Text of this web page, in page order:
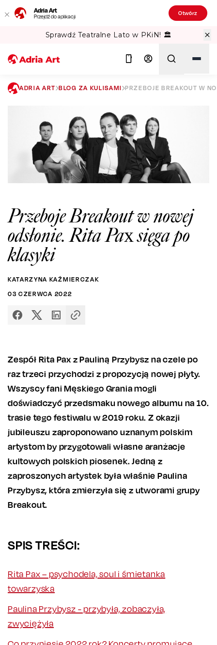
Adria Art
Przejdź do aplikacji Otwórz
Sprawdź Teatralne Lato w PKiN! 🏛️
Szukaj
ADRIA ART BLOG ZA KULISAMI PRZEBOJE BREAKOUT W
Przeboje Breakout w nowej
odsłonie. Rita Pax sięga po
klasyki
KATARZYNA KAŹMIERCZAK
03 CZERWCA 2022
Zespół Rita Pax z Pauliną Przybysz na czele po
raz trzeci przychodzi z propozycją nowej płyty.
Wszyscy fani Męskiego Grania mogli
doświadczyć przedsmaku nowego albumu na 10.
trasie tego festiwalu w 2019 roku. Z okazji
jubileuszu zaproponowano uznanym polskim
artystom by przygotowali własne aranżacje
kultowych polskich piosenek. Jedną z
zaproszonych artystek była właśnie Paulina
Przybysz, która zmierzyła się z utworami grupy
Breakout.
SPIS TREŚCI:
Rita Pax – psychodela, soul i śmietanka
towarzyska
Paulina Przybysz - przybyła, zobaczyła,
zwyciężyła